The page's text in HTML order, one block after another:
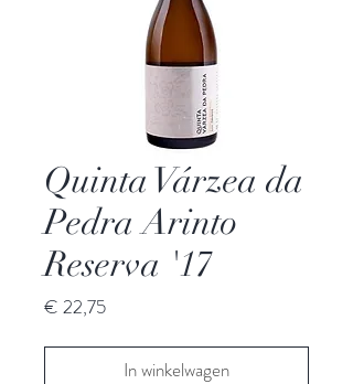
Quinta Várzea da
Pedra Arinto
Reserva '17
€ 22,75Prijs
In winkelwagen